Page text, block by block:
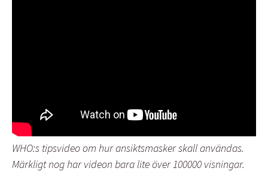
WHO:s tipsvideo om hur ansiktsmasker skall användas.
Märkligt nog har videon bara lite över 100000 visningar.